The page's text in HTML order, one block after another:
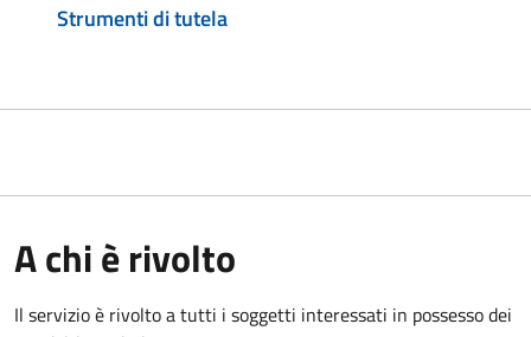
Strumenti di tutela
A chi è rivolto
Il servizio è rivolto a tutti i soggetti interessati in possesso dei